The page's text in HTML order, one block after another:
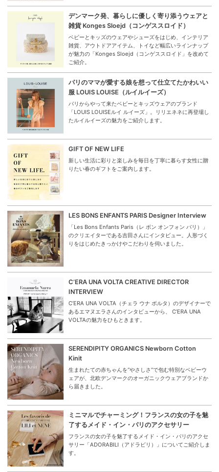
デンマーク発、暮らしに優しく寄り添うウェアと
雑貨 Konges Sloejd（コンゲススロイド）
ベビーとキッズのウェアやシューズをはじめ、インテリア
雑貨、アウトドアアイテム、トイなど幅広いラインナップ
が魅力の「Konges Sloejd（コンゲススロイド」を改めて
ご紹介。
パリのママが愛する娘を想って仕立てたかわいい
服 LOUIS LOUISE（ルイルイーズ）
パリからやって来たベビーとキッズウェアのブランド
「LOUIS LOUISEルイ ルイーズ」。リリエネネに再登場し
たルイルイーズの魅力をご紹介します。
GIFT OF NEW LIFE
新しい生活に彩りと楽しみを毎日を丁寧に暮らす女性に贈
りたい春のギフトをご案内します。
LES BONS ENFANTS PARIS Designer Interview
「Les Bons Enfants Paris（レ ボン オンフォン パリ）」
のクリエイターである吉田さんにインタビュー。人形づく
りをはじめたきっかけやこだわりを伺いました。
C’ERA UNA VOLTA CREATIVE DIRECTOR
INTERVIEW
C’ERA UNA VOLTA（チェラ ウナ ボルタ）のデザイナーで
あるエマヌエラさんのインタビューから、 C’ERA UNA
VOLTAの魅力をひもときます。
SERENDIPITY ORGANICS Newborn Cotton
Kinit
生まれたての赤ちゃんを“やさしさ”で包む特別なベビーウ
ェアが、北欧デンマークのオーガニックウェアブランドか
ら届きました。
ミニマルでチャーミング！フランスの女の子を魅
了するメイド・イン・パリのアクセサリー
フランスの女の子を魅了するメイド・イン・パリのアクセ
サリー「ADORABILI（アドラビリ）」についてご紹介しま
す。